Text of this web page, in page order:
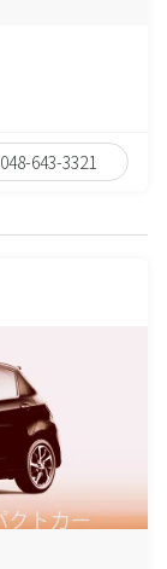
048-643-3321